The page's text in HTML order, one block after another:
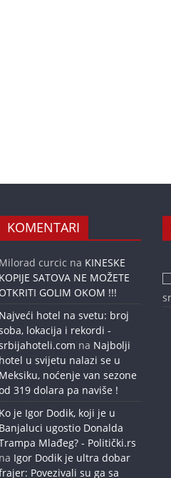
KOMENTARI
Milorad curcic na KINESKE
KOPIJE SATOVA NE MOŽETE
OTKRITI GOLIM OKOM !!!
Najveći hotel na svetu: broj
lokacija i rekordi -
na Najbolji
hotel u svijetu nalazi se u
Meksiku, noćenje van sezone
319 dolara pa naviše !
Ko je Igor Dodik, koji je u
Banjaluci ugostio Donalda
Mlađeg? - Politički.rs
na Igor Dodik je ultra dobar
Povezivali su ga sa